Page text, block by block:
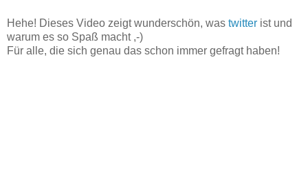
Hehe! Dieses Video zeigt wunderschön, was twitter ist und
warum es so Spaß macht ,-)
Für alle, die sich genau das schon immer gefragt haben!